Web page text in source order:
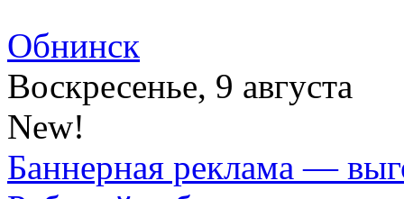
Обнинск
Воскресенье, 9 августа
New!
Баннерная реклама —